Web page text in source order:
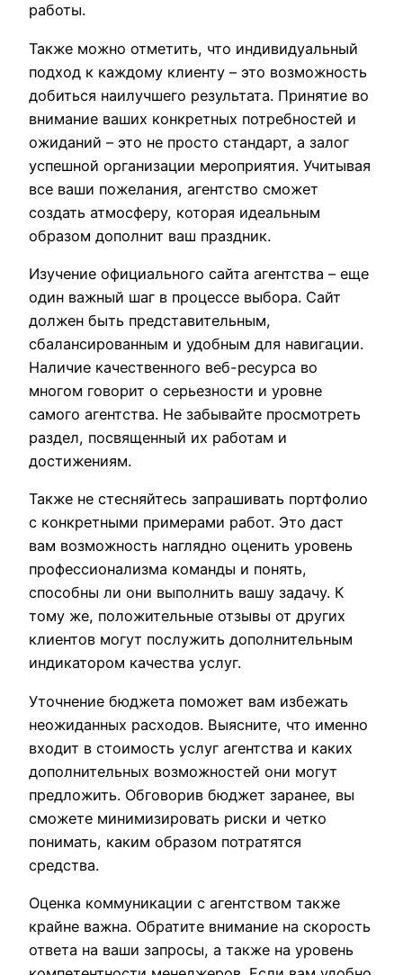
работы.
Также можно отметить, что индивидуальный
подход к каждому клиенту – это возможность
добиться наилучшего результата. Принятие во
внимание ваших конкретных потребностей и
ожиданий – это не просто стандарт, а залог
успешной организации мероприятия. Учитывая
все ваши пожелания, агентство сможет
создать атмосферу, которая идеальным
образом дополнит ваш праздник.
Изучение официального сайта агентства – еще
один важный шаг в процессе выбора. Сайт
должен быть представительным,
сбалансированным и удобным для навигации.
Наличие качественного веб-ресурса во
многом говорит о серьезности и уровне
самого агентства. Не забывайте просмотреть
раздел, посвященный их работам и
достижениям.
Также не стесняйтесь запрашивать портфолио
с конкретными примерами работ. Это даст
вам возможность наглядно оценить уровень
профессионализма команды и понять,
способны ли они выполнить вашу задачу. К
тому же, положительные отзывы от других
клиентов могут послужить дополнительным
индикатором качества услуг.
Уточнение бюджета поможет вам избежать
неожиданных расходов. Выясните, что именно
входит в стоимость услуг агентства и каких
дополнительных возможностей они могут
предложить. Обговорив бюджет заранее, вы
сможете минимизировать риски и четко
понимать, каким образом потратятся
средства.
Оценка коммуникации с агентством также
крайне важна. Обратите внимание на скорость
ответа на ваши запросы, а также на уровень